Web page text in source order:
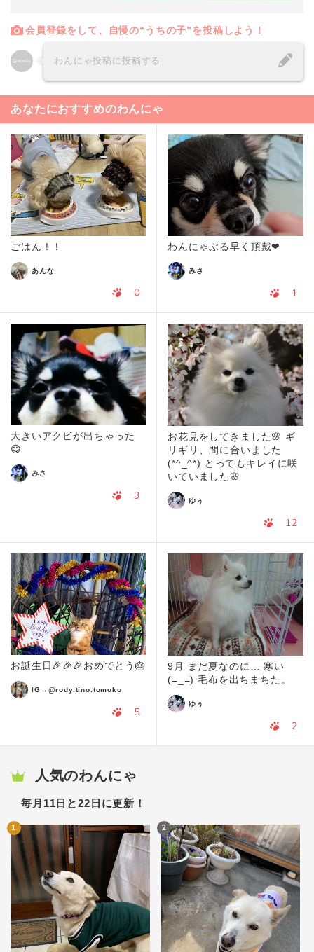
会員登録をして、自慢の“うちの子”を投稿しよう！
わんにゃ投稿に投稿する
あなたにおすすめのわんにゃ
ごはん！！
あんな
0
わんにゃぶる早く頂戴❤
みさ
1
大きいアクビが出ちゃった
😋
みさ
3
お花見をしてきました🌸 ギ
リギリ、間に合いました
(*^_^*) とってもキレイに咲
いていました🌸
ゆぅ
12
お誕生日🎉🎉🎉おめでとう🎂
IG→@rody.tino.tomoko
5
9月 まだ夏なのに… 寒い
(=_=) 毛布を出ちまちた。
ゆぅ
2
人気のわんにゃ
毎月11日と22日に更新！
1 2